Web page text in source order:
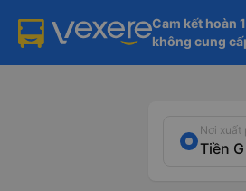
Cam kết hoàn
không cung
Nơi xuất